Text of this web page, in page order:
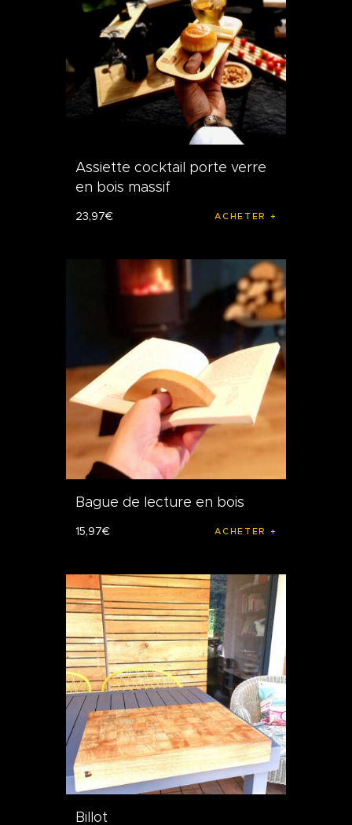
Assiette cocktail porte verre
en bois massif
23,97€ ACHETER
Bague de lecture en bois
15,97€ ACHETER
Billot